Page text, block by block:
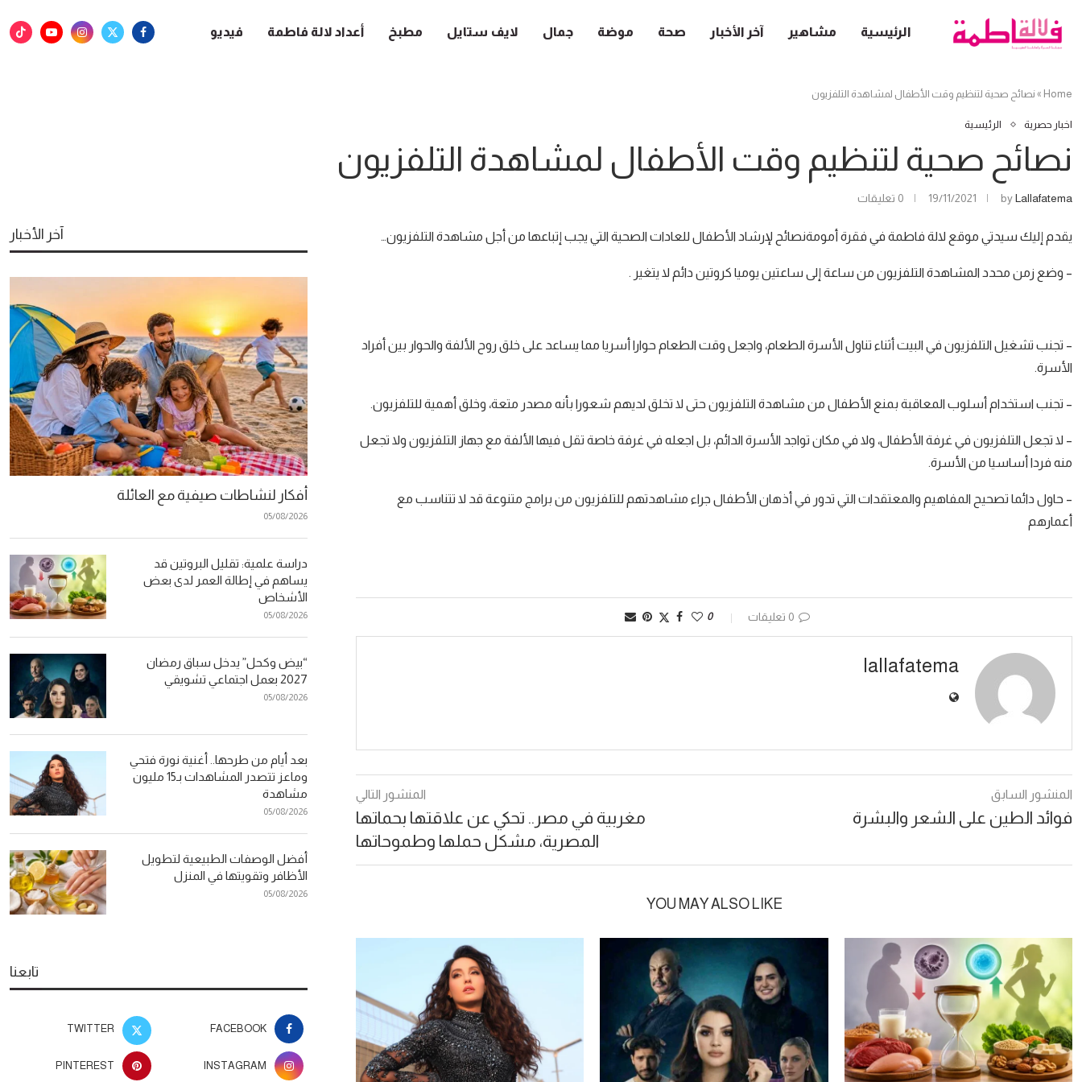
الرئيسية مشاهير آخر الأخبار صحة موضة جمال لايف ستايل مطبخ أعداد لالة فاطمة فيديو
Home
»نصائح صحية لتنظيم وقت الأطفال لمشاهدة التلفزيون
اخبار حصرية الرئيسية
نصائح صحية لتنظيم وقت الأطفال لمشاهدة التلفزيون
byLallafatema
19/11/2021 0 تعليقات
يقدم إليك سيدتي موقع لالة فاطمة في فقرة أمومةنصائح لإرشاد الأطفال للعادات الصحية التي يجب إتباعها من أجل مشاهدة التلفزيون…
– وضع زمن محدد المشاهدة التلفزيون من ساعة إلى ساعتين يوميا کروتين دائم لا يتغير .
– تجنب تشغيل التلفزيون في البيت أثناء تناول الأسرة الطعام، واجعل وقت الطعام حوارا أسريا مما يساعد على خلق روح الألفة والحوار بين أفراد
الأسرة.
– تجنب استخدام أسلوب المعاقبة بمنع الأطفال من مشاهدة التلفزيون حتى لا تخلق لديهم شعورا بأنه مصدر متعة، وخلق أهمية للتلفزيون.
– لا تجعل التلفزيون في غرفة الأطفال، ولا في مكان تواجد الأسرة الدائم، بل اجعله في غرفة خاصة تقل فيها الألفة مع جهاز التلفزيون ولا تجعل
منه فردا أساسيا من الأسرة.
– حاول دائما تصحيح المفاهيم والمعتقدات التي تدور في أذهان الأطفال جراء مشاهدتهم للتلفزيون من برامج متنوعة قد لا تتناسب مع
أعمارهم
0 تعليقات 0
lallafatema
المنشور السابق
فوائد الطين على الشعر والبشرة
المنشور التالي
مغربية في مصر.. تحكي عن علاقتها بحماتها
المصرية، مشكل حملها وطموحاتها
YOU MAY ALSO LIKE
آخر الأخبار
أفكار لنشاطات صيفية مع العائلة
05/08/2026
دراسة علمية: تقليل البروتين قد
يساهم في إطالة العمر لدى بعض
الأشخاص
05/08/2026
“بيض وكحل” يدخل سباق رمضان
2027 بعمل اجتماعي تشويقي
05/08/2026
بعد أيام من طرحها.. أغنية نورة فتحي
وماعز تتصدر المشاهدات بـ15 مليون
مشاهدة
05/08/2026
أفضل الوصفات الطبيعية لتطويل
الأظافر وتقويتها في المنزل
05/08/2026
تابعنا
FACEBOOK
TWITTER
INSTAGRAM
PINTEREST